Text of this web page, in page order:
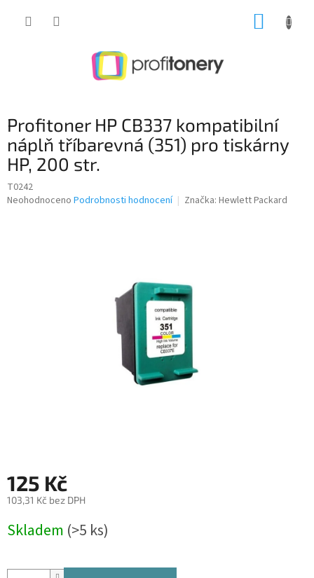
Profitoner HP CB337 kompatibilní
náplň tříbarevná (351) pro tiskárny
HP, 200 str.
T0242
Průměrné
Neohodnoceno Podrobnosti hodnocení Značka: Hewlett Packard
125 Kč
103,31 Kč bez DPH
cena:
Skladem (>5 ks)